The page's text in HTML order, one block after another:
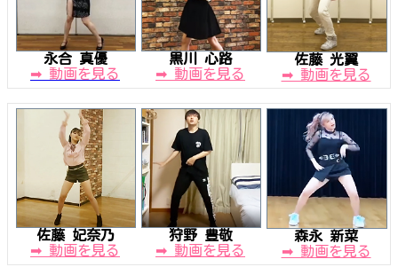
永合 真優
➡ 動画を見る
黒川 心路
➡ 動画を見る
佐藤 光翼
➡ 動画を見る
佐藤 妃奈乃
➡ 動画を見る
狩野 豊敬
➡ 動画を見る
森永 新菜
➡ 動画を見る